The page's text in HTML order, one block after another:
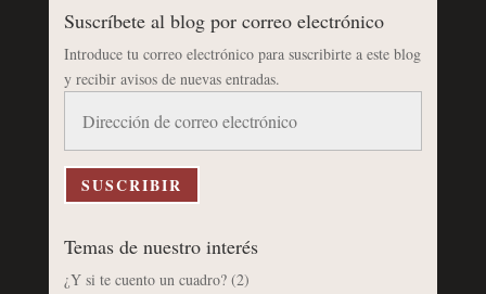
Suscríbete al blog por correo electrónico
Introduce tu correo electrónico para suscribirte a este blog
y recibir avisos de nuevas entradas.
correo
electrónico
SUSCRIBIR
Temas de nuestro interés
¿Y si te cuento un cuadro?(2)